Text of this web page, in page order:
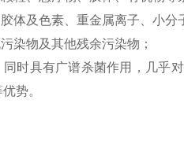
体及色素、重金属离子、小分
染物及其他残余污染物；
时具有广谱杀菌作用，几乎
势。